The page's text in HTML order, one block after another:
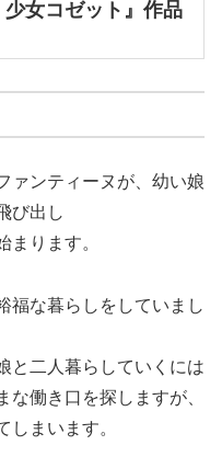
女コゼット』作品
ァンティーヌが、幼い娘
び出し
まります。
福な暮らしをしていまし
と二人暮らしていくには
働き口を探しますが、
しまいます。